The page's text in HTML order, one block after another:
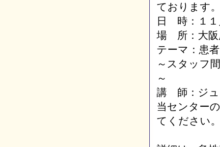
ております
日 時：１１
場 所：大阪
テーマ：患
～スタッフ
～
講 師：ジ
当センター
てください